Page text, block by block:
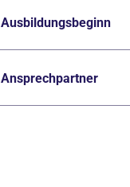
Ausbildungsbeginn
Ansprechpartner